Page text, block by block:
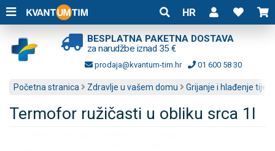
HR
BESPLATNA PAKETNA DOSTAVA
za narudžbe iznad 35 €
prodaja@kvantum-tim.hr 01 600 58 30
Početna stranica Zdravlje u vašem domu Grijanje i hlađenje tijela
Termofor ružičasti u obliku srca 1l